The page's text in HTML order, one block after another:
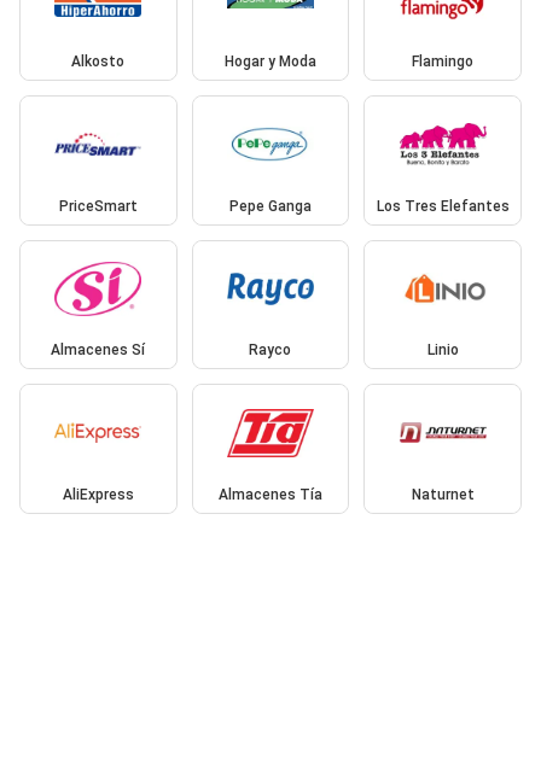
Alkosto Hogar y Moda Flamingo
PriceSmart Pepe Ganga Los Tres Elefantes
Almacenes Sí Rayco Linio
AliExpress Almacenes Tía Naturnet